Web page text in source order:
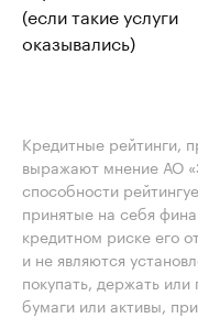
(если такие услуги
оказывались)
Кредитные рейтинги,
выражают мнение АО
способности
принятые на себя
кредитном риске его
и не являются
покупать, держать
бумаги или активы,